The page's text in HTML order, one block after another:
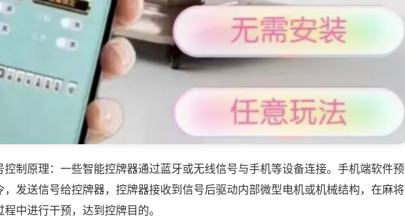
控制原理：一些智能控牌器通过蓝牙或无线信号与手机等设备连接。手机端软件预
，发送信号给控牌器，控牌器接收到信号后驱动内部微型电机或机械结构，在麻将
中进行干预，达到控牌目的。